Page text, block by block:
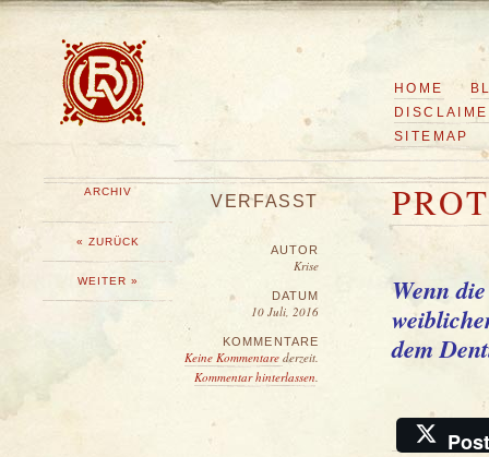
HOME
SITEMAP
ARCHIV
« ZURÜCK
WEITER »
VERFASST
AUTOR
Krise
DATUM
10 Juli, 2016
KOMMENTARE
Keine Kommentare derzeit.
Kommentar hinterlassen.
Wenn
dem
Post